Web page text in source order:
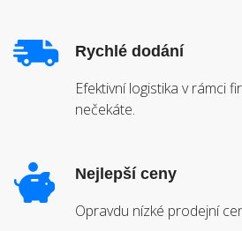
Rychlé dodání
Efektivní logistika v rámci
nečekáte.
Nejlepší ceny
Opravdu nízké prodejní